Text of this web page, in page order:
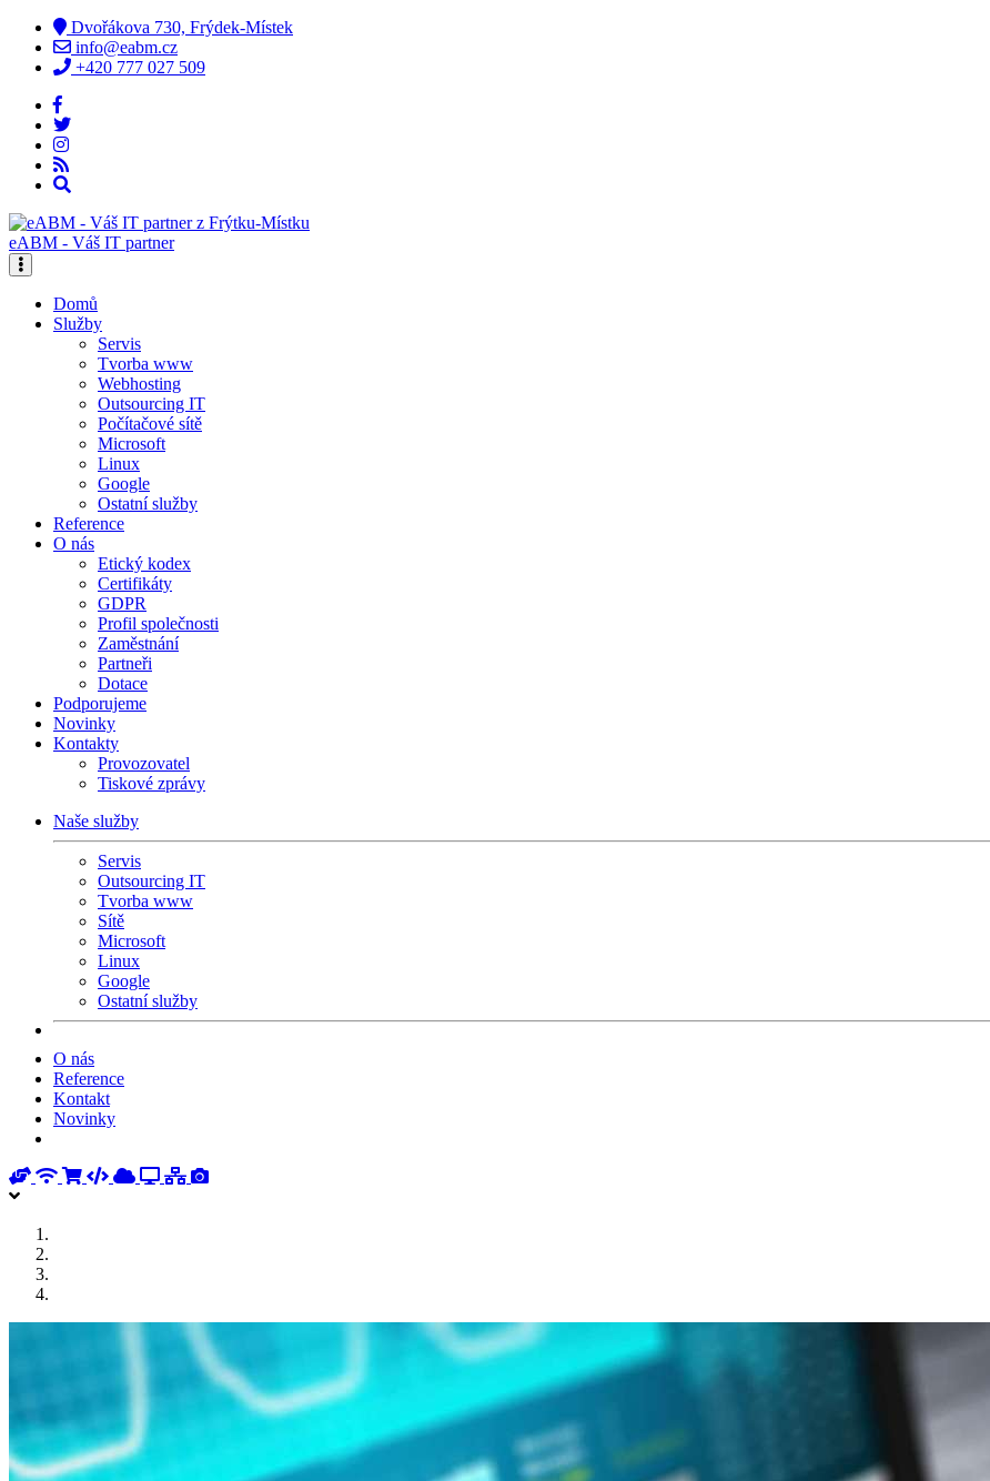
Dvořákova 730, Frýdek-Místek
info@eabm.cz
+420 777 027 509
eABM - Váš IT partner
Domů
Služby
Servis
Tvorba www
Webhosting
Outsourcing IT
Počítačové sítě
Microsoft
Linux
Google
Ostatní služby
Reference
O nás
Etický kodex
Certifikáty
GDPR
Profil společnosti
Zaměstnání
Partneři
Dotace
Podporujeme
Novinky
Kontakty
Provozovatel
Tiskové zprávy
Naše služby
Servis
Outsourcing IT
Tvorba www
Sítě
Microsoft
Linux
Google
Ostatní služby
O nás
Reference
Kontakt
Novinky